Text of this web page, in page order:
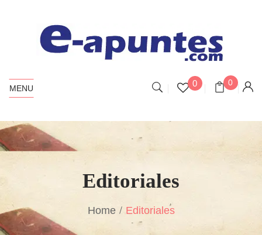
MENU 0 0
Editoriales
Home Editoriales